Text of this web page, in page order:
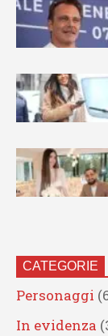
CATEGORIE
Personaggi
In evidenza